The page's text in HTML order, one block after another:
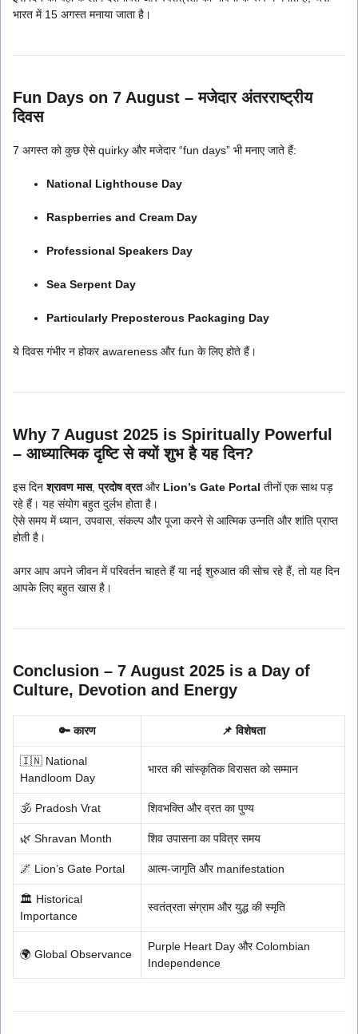
भारत में 15 अगस्त मनाया जाता है।
Fun Days on 7 August – मजेदार अंतरराष्ट्रीय
दिवस
7 अगस्त को कुछ ऐसे quirky और मजेदार “fun days” भी मनाए जाते हैं:
National Lighthouse Day
Raspberries and Cream Day
Professional Speakers Day
Sea Serpent Day
Particularly Preposterous Packaging Day
ये दिवस गंभीर न होकर awareness और fun के लिए होते हैं।
Why 7 August 2025 is Spiritually Powerful
– आध्यात्मिक दृष्टि से क्यों शुभ है यह दिन?
इस दिनश्रावण मास,प्रदोष व्रतऔर Lion’s Gate Portal तीनों एक साथ पड़
रहे हैं। यह संयोग बहुत दुर्लभ होता है।
ऐसे समय में ध्यान, उपवास, संकल्प और पूजा करने से आत्मिक उन्नति और शांति प्राप्त
होती है।
अगर आप अपने जीवन में परिवर्तन चाहते हैं या नई शुरुआत की सोच रहे हैं, तो यह दिन
आपके लिए बहुत खास है।
Conclusion – 7 August 2025 is a Day of
Culture, Devotion and Energy
🔑 कारण 📌 विशेषता
🇮🇳 National
Handloom Day
भारत की सांस्कृतिक विरासत को सम्मान
🕉️ Pradosh Vrat शिवभक्ति और व्रत का पुण्य
🌿 Shravan Month शिव उपासना का पवित्र समय
🌌 Lion’s Gate Portal आत्म-जागृति और manifestation
🏛️ Historical
Importance
स्वतंत्रता संग्राम और युद्ध की स्मृति
🌍 Global Observance
Purple Heart Day और Colombian
Independence